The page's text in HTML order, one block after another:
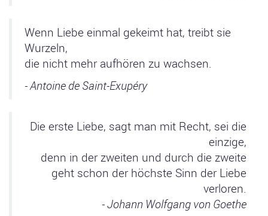
Wenn Liebe einmal gekeimt hat, treibt sie
Wurzeln,
die nicht mehr aufhören zu wachsen.
- Antoine de Saint-Exupéry
Die erste Liebe, sagt man mit Recht, sei die
einzige,
denn in der zweiten und durch die zweite
geht schon der höchste Sinn der Liebe
verloren.
- Johann Wolfgang von Goethe